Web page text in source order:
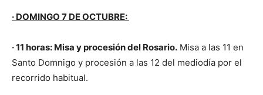
· DOMINGO 7 DE OCTUBRE:
· 11 horas: Misa y procesión del Rosario. Misa a las 11 en
Santo Domnigo y procesión a las 12 del mediodía por el
recorrido habitual.